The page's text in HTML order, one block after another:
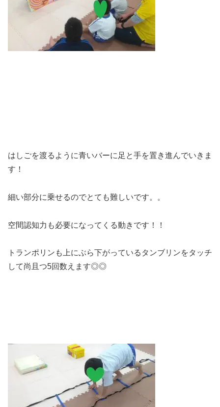
はしごを渡るように青いバーに足と手を置き進んでいきま
す！
細い部分に乗せるのでとても難しいです。。
空間認知力も必要になってくる動きです！！
トランポリンも上にぶら下がっているタンブリンをタッチ
して尚且つ5回数えます◎◎